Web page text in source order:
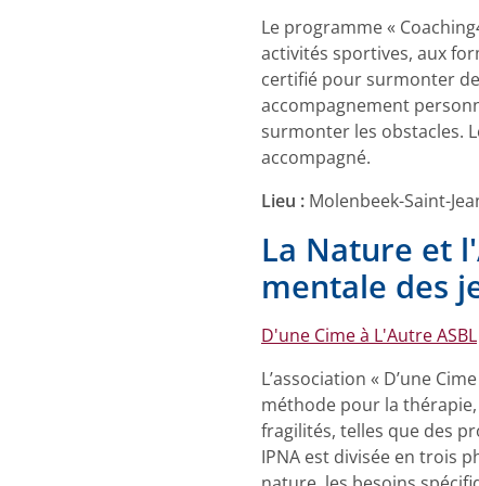
Le programme «
activités sportives, aux
certifié pour surmonter
accompagnement
surmonter les obstacles.
accompagné.
Lieu : Molenbeek-Saint-
La Nature et
mentale des
D'une Cime à L'Autre ASBL
L’association « D’une
méthode pour la
fragilités, telles que des
IPNA est divisée en trois